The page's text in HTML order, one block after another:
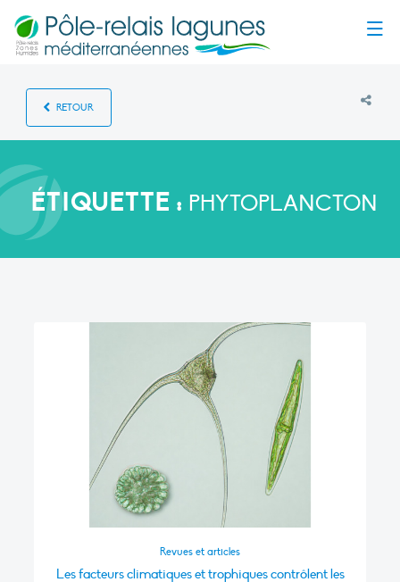
RETOUR
ÉTIQUETTE : PHYTOPLANCTON
Revues et articles
Les facteurs climatiques et trophiques contrôlent les